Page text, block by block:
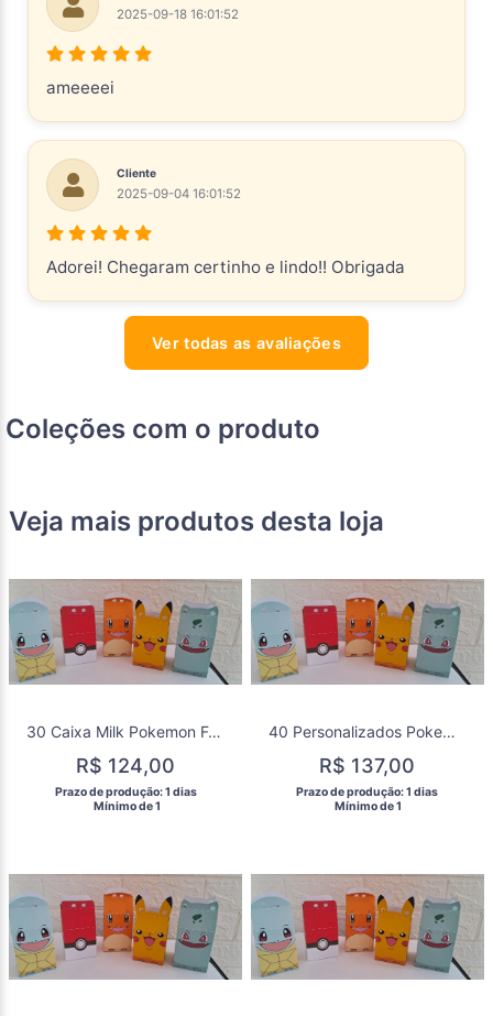
2025-09-18 16:01:52
ameeeei
Cliente
2025-09-04 16:01:52
Adorei! Chegaram certinho e lindo!! Obrigada
Ver todas as avaliações
Coleções com o produto
Veja mais produtos desta loja
30 Caixa Milk Pokemon Festa Aniversário Lembrancinha Pokemon
R$ 124,00
Prazo de produção: 1 dias
  Mínimo de 1
40 Personalizados Pokemon Caixa Milk Lembrancinha Festa
R$ 137,00
Prazo de produção: 1 dias
  Mínimo de 1